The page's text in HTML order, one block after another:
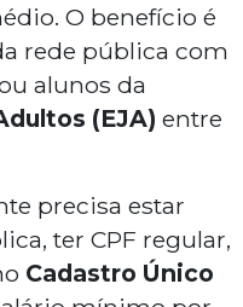
O benefício é
rede pública com
alunos da
(EJA) entre
precisa estar
ter CPF regular,
Cadastro Único